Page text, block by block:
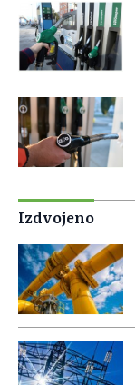
Izdvojeno